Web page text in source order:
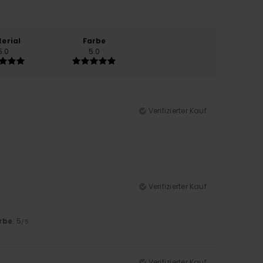
Farbe
5.0
Verifizierter Kauf
Verifizierter Kauf
: 5/5